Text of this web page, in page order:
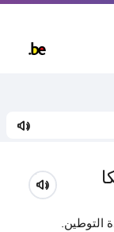
التوطين.